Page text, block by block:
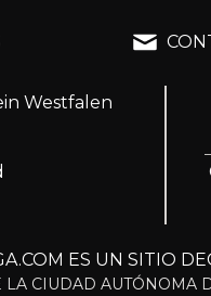
Westfalen
ES UN SITIO
CIUDAD AUTÓNOMA